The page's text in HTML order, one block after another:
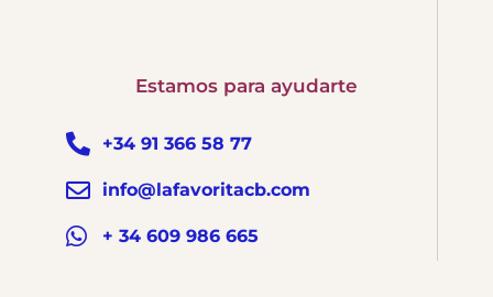
Estamos para ayudarte
+34 91 366 58 77
info@lafavoritacb.com
+ 34 609 986 665